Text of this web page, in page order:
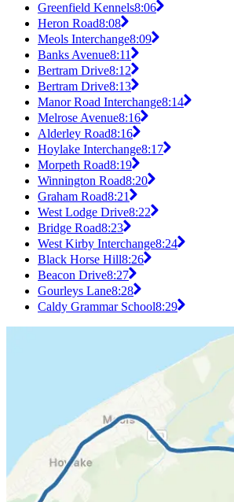
Greenfield Kennels8:06
Heron Road8:08
Meols Interchange8:09
Banks Avenue8:11
Bertram Drive8:12
Bertram Drive8:13
Manor Road Interchange8:14
Melrose Avenue8:16
Alderley Road8:16
Hoylake Interchange8:17
Morpeth Road8:19
Winnington Road8:20
Graham Road8:21
West Lodge Drive8:22
Bridge Road8:23
West Kirby Interchange8:24
Black Horse Hill8:26
Beacon Drive8:27
Gourleys Lane8:28
Caldy Grammar School8:29